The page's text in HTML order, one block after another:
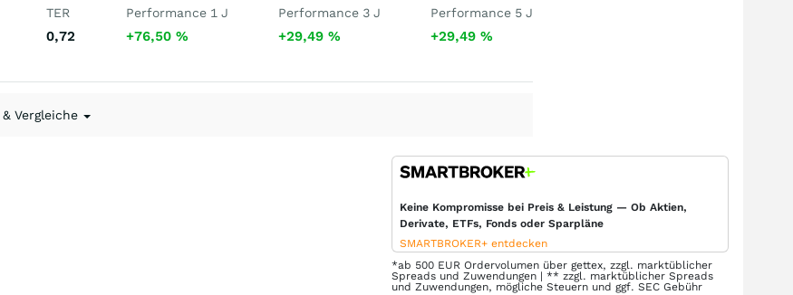
TER
0,72
Performance 1 J
+76,50 %
Performance 3 J
+29,49 %
Performance 5 J
+29,49 %
& Vergleiche
Keine Kompromisse bei Preis & Leistung — Ob Aktien,
Derivate, ETFs, Fonds oder Sparpläne
SMARTBROKER+ entdecken
*ab 500 EUR Ordervolumen über gettex, zzgl. marktüblicher
Spreads und Zuwendungen | ** zzgl. marktüblicher Spreads
und Zuwendungen, mögliche Steuern und ggf. SEC Gebühr